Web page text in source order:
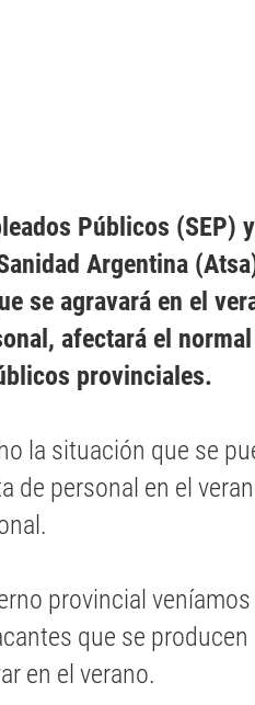
Públicos (SEP)
Argentina
se agravará en el
afectará el
provinciales.
la situación que se
de personal en el
provincial
que se
en el verano.